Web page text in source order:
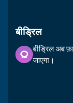
बीड्रिल
बीड्रिल अब
जाएगा।